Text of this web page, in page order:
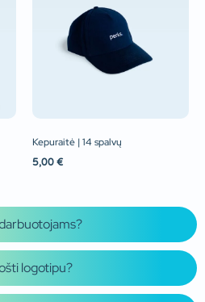
Kepuraitė | 14 spalvų
5,00 €
logotipu?